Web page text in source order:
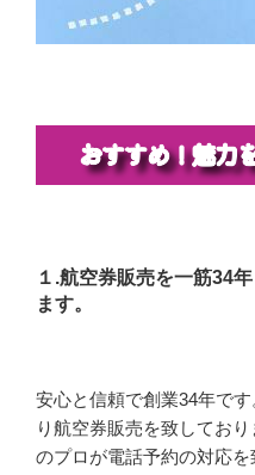
１.航空券販売を一筋34
ます。
安心と信頼で創業34年で
り航空券販売を致してお
のプロが電話予約の対応